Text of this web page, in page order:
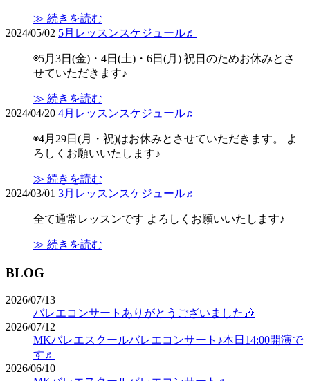
≫ 続きを読む
2024/05/02 5月レッスンスケジュール♬
◉5月3日(金)・4日(土)・6日(月) 祝日のためお休みとさ
せていただきます♪
≫ 続きを読む
2024/04/20 4月レッスンスケジュール♬
◉4月29日(月・祝)はお休みとさせていただきます。 よ
ろしくお願いいたします♪
≫ 続きを読む
2024/03/01 3月レッスンスケジュール♬
全て通常レッスンです よろしくお願いいたします♪
≫ 続きを読む
BLOG
2026/07/13
バレエコンサートありがとうございました🎶
2026/07/12
MKバレエスクールバレエコンサート♪本日14:00開演で
す♬
2026/06/10